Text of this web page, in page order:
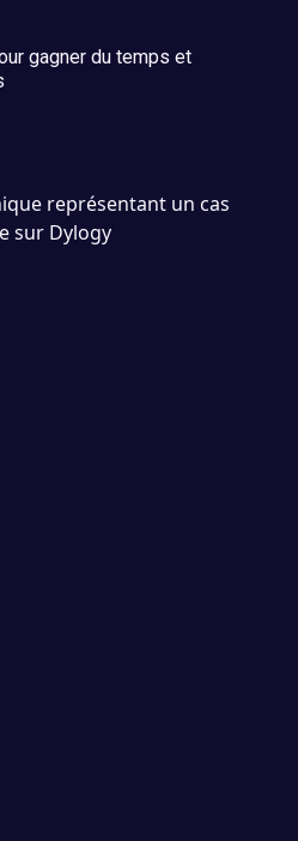
gagner du temps et